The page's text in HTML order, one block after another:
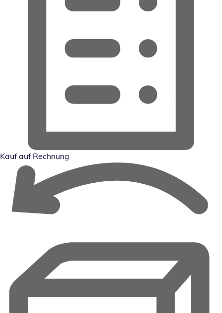
Kauf auf Rechnung